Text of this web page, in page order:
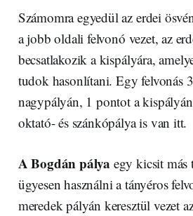
Számomra egyedül az erdei
a jobb oldali felvonó vezet, az
becsatlakozik a kispályára,
tudok hasonlítani. Egy felvonás
nagypályán, 1 pontot a
oktató- és szánkópálya is van itt.
A Bogdán pálya egy kicsit más
ügyesen használni a tányéros
meredek pályán keresztül vezet